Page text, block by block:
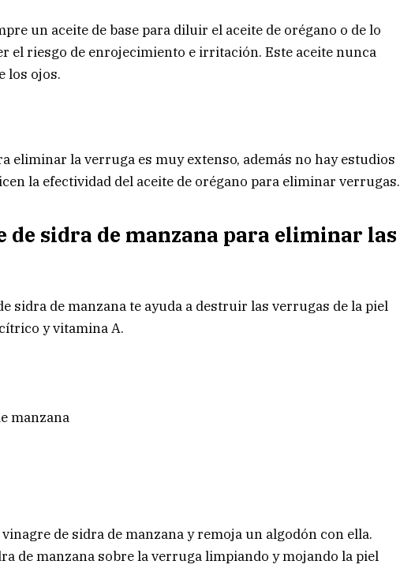
un aceite de base para diluir el aceite de orégano o de lo
el riesgo de enrojecimiento e irritación. Este aceite nunca
los ojos.
eliminar la verruga es muy extenso, además no hay estudios
la efectividad del aceite de orégano para eliminar verrugas.
de sidra de manzana para eliminar las
sidra de manzana te ayuda a destruir las verrugas de la piel
y vitamina A.
manzana
de sidra de manzana y remoja un algodón con ella.
de manzana sobre la verruga limpiando y mojando la piel